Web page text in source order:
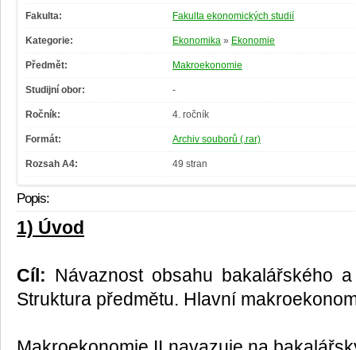
Fakulta: Fakulta ekonomických studií
Kategorie: Ekonomika » Ekonomie
Předmět: Makroekonomie
Studijní obor: -
Ročník: 4. ročník
Formát: Archiv souborů (.rar)
Rozsah A4: 49 stran
Popis:
1) Úvod
Cíl: Návaznost obsahu bakalářského
Struktura předmětu. Hlavní